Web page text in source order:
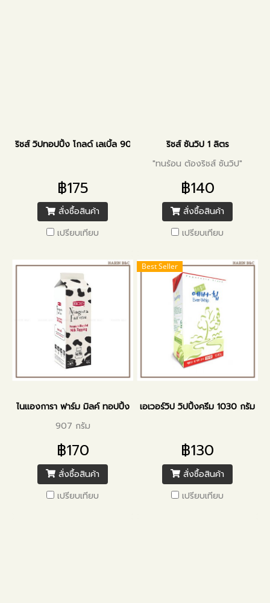
ริชส์ วิปทอปปิ้ง โกลด์ เลเบิ้ล 907 กรัม
฿175
สั่งซื้อสินค้า
เปรียบเทียบ
ริชส์ ซันวิป 1 ลิตร
"ทนร้อน ต้องริชส์ ซันวิป"
฿140
สั่งซื้อสินค้า
เปรียบเทียบ
ไนแองการา ฟาร์ม มิลค์ ทอปปิ้ง
907 กรัม
฿170
สั่งซื้อสินค้า
เปรียบเทียบ
Best Seller
เอเวอร์วิป วิปปิ้งครีม 1030 กรัม
฿130
สั่งซื้อสินค้า
เปรียบเทียบ